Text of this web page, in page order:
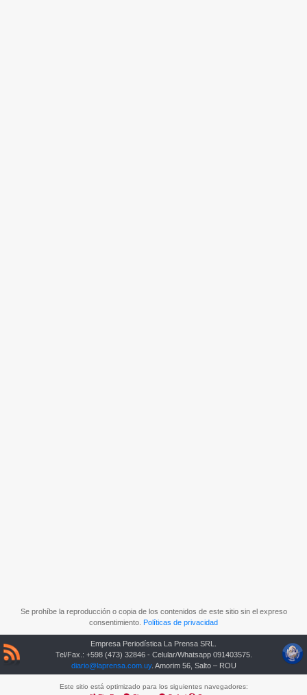
Se prohíbe la reproducción o copia de los contenidos de este sitio sin el expreso
consentimiento. Políticas de privacidad
Empresa Periodística La Prensa SRL.
Tel/Fax.: +598 (473) 32846 - Celular/Whatsapp 091403575.
diario@laprensa.com.uy. Amorim 56, Salto – ROU
Este sitio está optimizado para los siguientes navegadores: